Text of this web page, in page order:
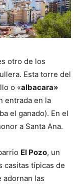
otro de los
Esta torre del
o «albacara»
entrada en la
el ganado). En el
a Santa Ana.
El Pozo, un
casitas típicas de
adornan las